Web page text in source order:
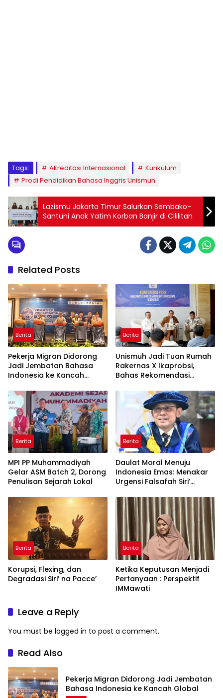
Tags: Akreditasi Internasional
Kurikulum
Prodi Pendidikan Bahasa Inggris Unismuh
Lazismu Jakarta Timur Salurkan Sembako-
Santuni Anak Yatim Korban Banjir di Cililitan
Related Posts
Berita
Pekerja Migran Didorong
Jadi Jembatan Bahasa
Indonesia ke Kancah
Berita
Unismuh Jadi Tuan Rumah
Rakernas X Ikaprobsi,
Bahas Rekomendasi
Indonesia di Tingkat
Global
Berita
MPI PP Muhammadiyah
Gelar ASM Batch 2, Dorong
Penulisan Sejarah Lokal
Berita
Daulat Moral Menuju
Indonesia Emas: Menakar
Urgensi Falsafah Siri’
Ancaman Kleptokrasi
Berita
Korupsi, Flexing, dan
Degradasi Siri’ na Pacce’
Berita
Ketika Keputusan Menjadi
Pertanyaan : Perspektif
IMMawati
Leave a Reply
You must be logged in to post a comment.
Read Also
Pekerja Migran Didorong Jadi Jembatan
Bahasa Indonesia ke Kancah Global